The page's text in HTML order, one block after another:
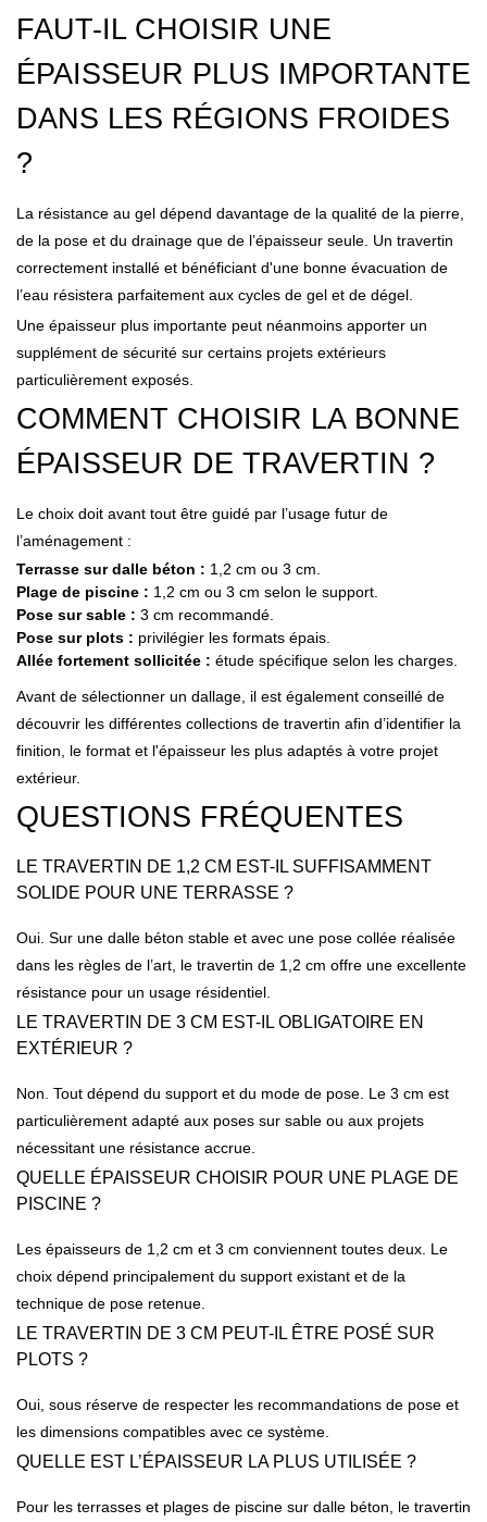
FAUT-IL CHOISIR UNE
ÉPAISSEUR PLUS IMPORTANTE
DANS LES RÉGIONS FROIDES
?
La résistance au gel dépend davantage de la qualité de la pierre,
de la pose et du drainage que de l’épaisseur seule. Un travertin
correctement installé et bénéficiant d'une bonne évacuation de
l’eau résistera parfaitement aux cycles de gel et de dégel.
Une épaisseur plus importante peut néanmoins apporter un
supplément de sécurité sur certains projets extérieurs
particulièrement exposés.
COMMENT CHOISIR LA BONNE
ÉPAISSEUR DE TRAVERTIN ?
Le choix doit avant tout être guidé par l’usage futur de
l’aménagement :
Terrasse sur dalle béton : 1,2 cm ou 3 cm.
Plage de piscine : 1,2 cm ou 3 cm selon le support.
Pose sur sable : 3 cm recommandé.
Pose sur plots : privilégier les formats épais.
Allée fortement sollicitée : étude spécifique selon les charges.
Avant de sélectionner un dallage, il est également conseillé de
découvrir les différentes collections de travertin afin d’identifier la
finition, le format et l'épaisseur les plus adaptés à votre projet
extérieur.
QUESTIONS FRÉQUENTES
LE TRAVERTIN DE 1,2 CM EST-IL SUFFISAMMENT
SOLIDE POUR UNE TERRASSE ?
Oui. Sur une dalle béton stable et avec une pose collée réalisée
dans les règles de l’art, le travertin de 1,2 cm offre une excellente
résistance pour un usage résidentiel.
LE TRAVERTIN DE 3 CM EST-IL OBLIGATOIRE EN
EXTÉRIEUR ?
Non. Tout dépend du support et du mode de pose. Le 3 cm est
particulièrement adapté aux poses sur sable ou aux projets
nécessitant une résistance accrue.
QUELLE ÉPAISSEUR CHOISIR POUR UNE PLAGE DE
PISCINE ?
Les épaisseurs de 1,2 cm et 3 cm conviennent toutes deux. Le
choix dépend principalement du support existant et de la
technique de pose retenue.
LE TRAVERTIN DE 3 CM PEUT-IL ÊTRE POSÉ SUR
PLOTS ?
Oui, sous réserve de respecter les recommandations de pose et
les dimensions compatibles avec ce système.
QUELLE EST L’ÉPAISSEUR LA PLUS UTILISÉE ?
Pour les terrasses et plages de piscine sur dalle béton, le travertin